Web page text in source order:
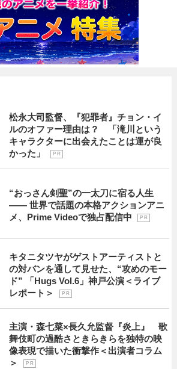
松永大司監督、『犯罪者』チョン・イ
ルのオファー理由は？ 「滝川という
キャラクターに出会えたことは運が良
かった」
P R
“おっさん剣聖”の一太刀に宿る人生
―― 世界で話題の本格アクションアニ
メ、Prime Videoで独占配信中
P R
キタニタツヤがゲストアーティストと
の対バンを通して見せた、“攻めのモー
ド” 「Hugs Vol.6」神戸公演＜ライブ
レポート＞
P R
主演・森七菜×長久允監督『炎上』 歌
舞伎町の過酷さときらきらを独特の映
像表現で描いた衝撃作＜出演者コラム
＞
P R